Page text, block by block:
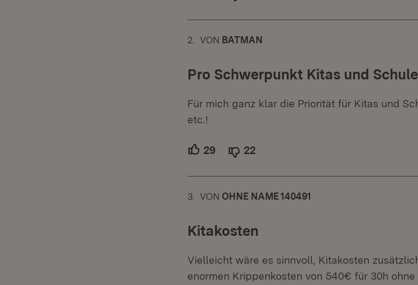
2. KOMMENTAR
VON :BATMAN
Pro Schwerpunkt Kitas und
Für mich ganz klar die Priorität für Kitas und
etc.!
29 Unterstützer.
22
3. KOMMENTAR
VON :OHNE NAME 140491
Kitakosten
Vielleicht wäre es sinnvoll, Kitakosten
enormen Krippenkosten von 540€ für 30h